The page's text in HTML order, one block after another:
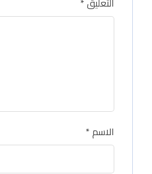
الاسم*